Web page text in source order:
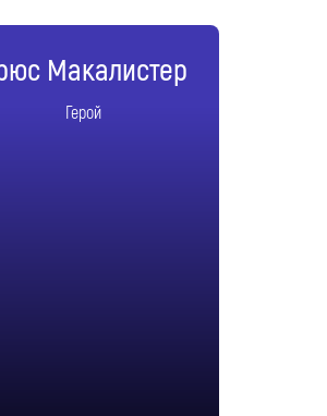
Макалистер
Герой